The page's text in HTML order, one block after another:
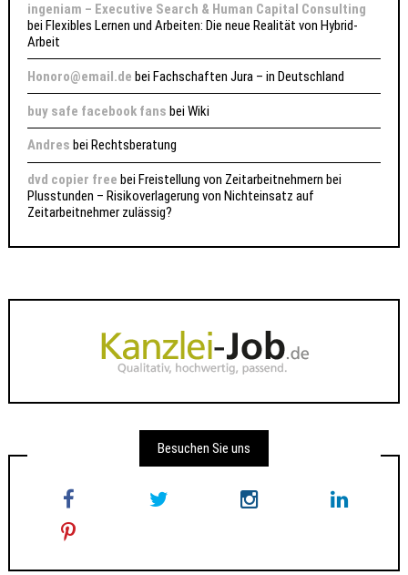
ingeniam – Executive Search & Human Capital Consulting
beiFlexibles Lernen und Arbeiten: Die neue Realität von Hybrid-
Arbeit
Honoro@email.de beiFachschaften Jura – in Deutschland
buy safe facebook fans beiWiki
Andres beiRechtsberatung
dvd copier free beiFreistellung von Zeitarbeitnehmern bei
Plusstunden – Risikoverlagerung von Nichteinsatz auf
Zeitarbeitnehmer zulässig?
Besuchen Sie uns